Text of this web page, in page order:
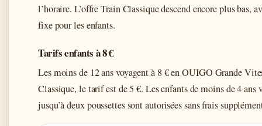
l’horaire. L’offre Train Classique descend encore plus bas,
fixe pour les enfants.
Tarifs enfants à 8 €
Les moins de 12 ans voyagent à 8 € en OUIGO Grande
Classique, le tarif est de 5 €. Les enfants de moins de 4
jusqu’à deux poussettes sont autorisées sans frais